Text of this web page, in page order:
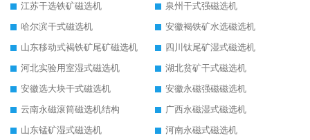
江苏干选铁矿磁选机
泉州干式强磁选机
哈尔滨干式磁选机
安徽褐铁矿水选磁选机
山东移动式褐铁矿尾矿磁选机
四川钛尾矿湿式磁选机
河北实验用室湿式磁选机
湖北贫矿干式磁选机
安徽选大块干式磁选机
安徽永磁强磁磁选机
云南永磁滚筒磁选机结构
广西永磁湿式磁选机
山东锰矿湿式磁选机
河南永磁式磁选机